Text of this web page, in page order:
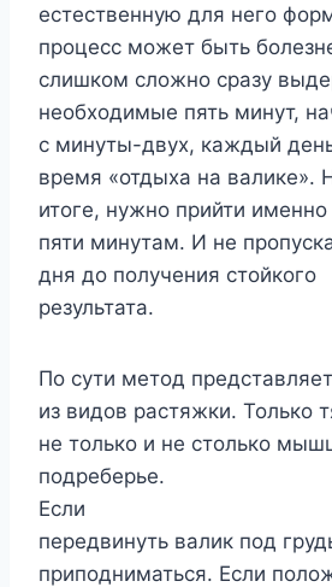
естественную для него
процесс может быть
слишком сложно сразу
необходимые пять минут,
с минуты-двух, каждый
время «отдыха на валике».
итоге, нужно прийти именно
пяти минутам. И не
дня до получения стойкого
результата.
По сути метод
из видов растяжки. Только
не только и не столько
подреберье.
Если
передвинуть валик под
приподниматься. Если